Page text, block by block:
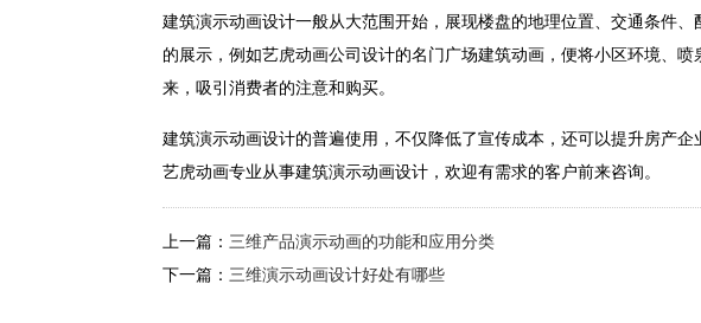
建筑演示动画设计一般从大范围开始，展现楼盘的地理位置、交通条件
的展示，例如艺虎动画公司设计的名门广场建筑动画，便将小区环境、
来，吸引消费者的注意和购买。
建筑演示动画设计的普遍使用，不仅降低了宣传成本，还可以提升房产
艺虎动画专业从事建筑演示动画设计，欢迎有需求的客户前来咨询。
上一篇： 三维产品演示动画的功能和应用分类
下一篇： 三维演示动画设计好处有哪些